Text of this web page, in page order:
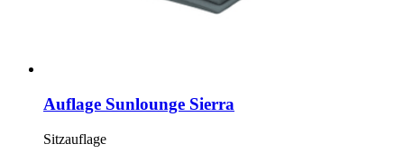
Auflage Sunlounge Sierra
Sitzauflage